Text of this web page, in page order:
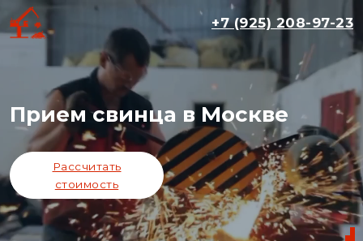
+7 (925) 208-97-23
Прием свинца в Москве
Рассчитать
стоимость